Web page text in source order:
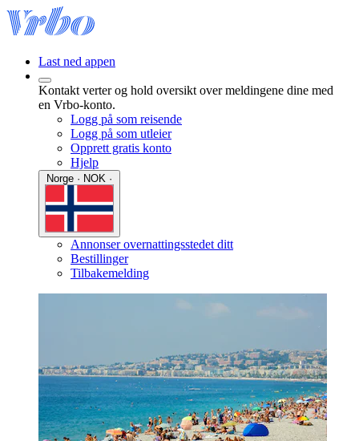
Last ned appen
Kontakt verter og hold oversikt over meldingene dine med
en Vrbo-konto.
Logg på som reisende
Logg på som utleier
Opprett gratis konto
Hjelp
Annonser overnattingsstedet ditt
Bestillinger
Tilbakemelding